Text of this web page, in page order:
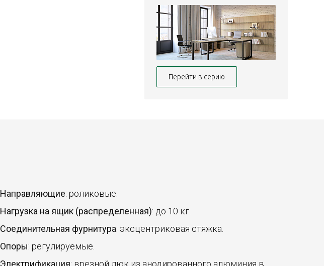
Перейти в серию
Направляющие: роликовые.
Нагрузка на ящик (распределенная): до 10 кг.
Соединительная фурнитура: эксцентриковая стяжка.
Опоры: регулируемые.
Электрификация: врезной люк из анодированного алюминия в